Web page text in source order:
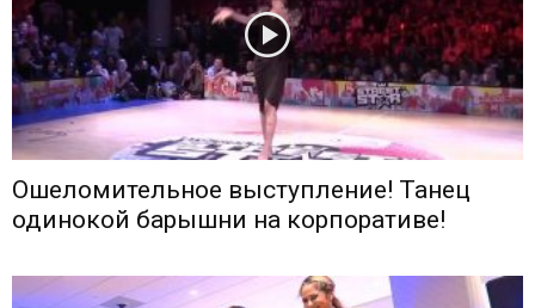
Ошеломительное выступление! Танец
одинокой барышни на корпоративе!